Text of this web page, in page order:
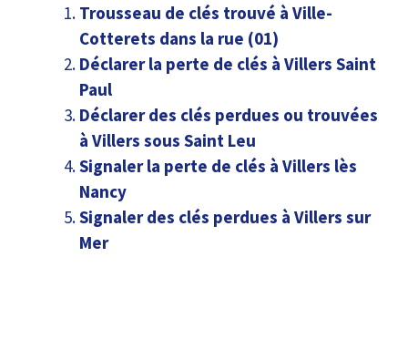
Trousseau de clés trouvé à Ville-
Cotterets dans la rue (01)
Déclarer la perte de clés à Villers Saint
Paul
Déclarer des clés perdues ou trouvées
à Villers sous Saint Leu
Signaler la perte de clés à Villers lès
Nancy
Signaler des clés perdues à Villers sur
Mer